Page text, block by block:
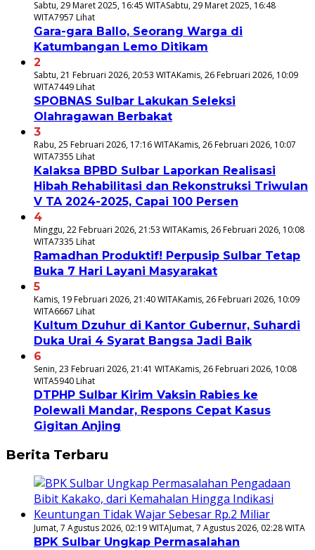
Sabtu, 29 Maret 2025, 16:45 WITASabtu, 29 Maret 2025, 16:48
WITA7957 Lihat
Gara-gara Ballo, Seorang Warga di
Katumbangan Lemo Ditikam
2
Sabtu, 21 Februari 2026, 20:53 WITAKamis, 26 Februari 2026, 10:09
WITA7449 Lihat
SPOBNAS Sulbar Lakukan Seleksi
Olahragawan Berbakat
3
Rabu, 25 Februari 2026, 17:16 WITAKamis, 26 Februari 2026, 10:07
WITA7355 Lihat
Kalaksa BPBD Sulbar Laporkan Realisasi
Hibah Rehabilitasi dan Rekonstruksi Triwulan
V TA 2024-2025, Capai 100 Persen
4
Minggu, 22 Februari 2026, 21:53 WITAKamis, 26 Februari 2026, 10:08
WITA7335 Lihat
Ramadhan Produktif! Perpusip Sulbar Tetap
Buka 7 Hari Layani Masyarakat
5
Kamis, 19 Februari 2026, 21:40 WITAKamis, 26 Februari 2026, 10:09
WITA6667 Lihat
Kultum Dzuhur di Kantor Gubernur, Suhardi
Duka Urai 4 Syarat Bangsa Jadi Baik
6
Senin, 23 Februari 2026, 21:41 WITAKamis, 26 Februari 2026, 10:08
WITA5940 Lihat
DTPHP Sulbar Kirim Vaksin Rabies ke
Polewali Mandar, Respons Cepat Kasus
Gigitan Anjing
Berita Terbaru
Jumat, 7 Agustus 2026, 02:19 WITAJumat, 7 Agustus 2026, 02:28 WITA
BPK Sulbar Ungkap Permasalahan